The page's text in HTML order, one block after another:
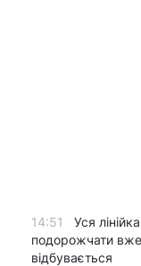
14:51
Уся
подорожчати
відбувається